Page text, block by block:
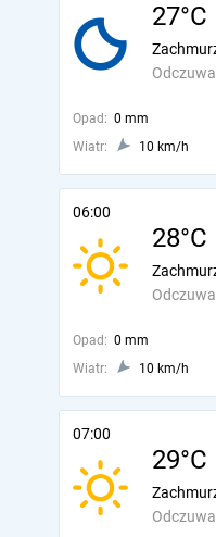
27°C
Opad: 0 mm
Wiatr:
10 km/h
06:00
28°C
Opad: 0 mm
Wiatr:
10 km/h
07:00
29°C